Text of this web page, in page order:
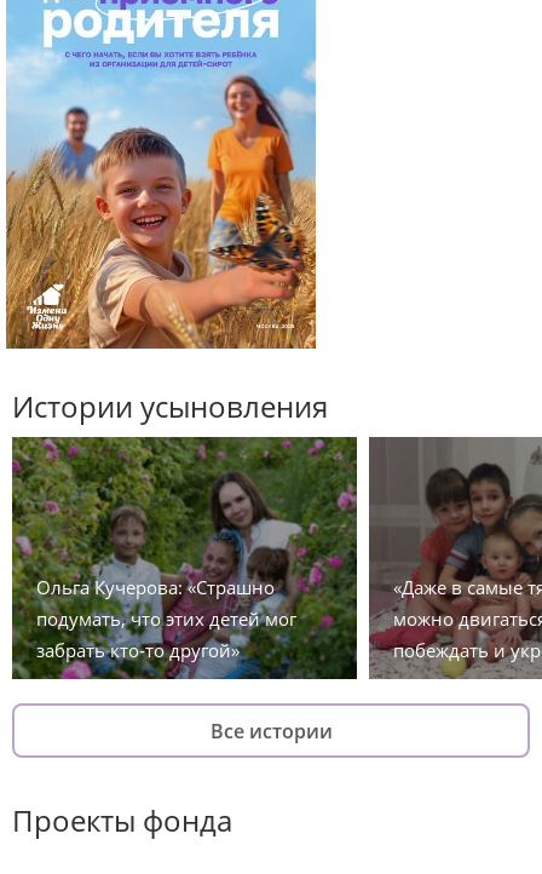
Истории усыновления
Ольга Кучерова: «Страшно
подумать, что этих детей мог
забрать кто-то другой»
«Даже в самые
можно
побеждать и
Все истории
Проекты фонда